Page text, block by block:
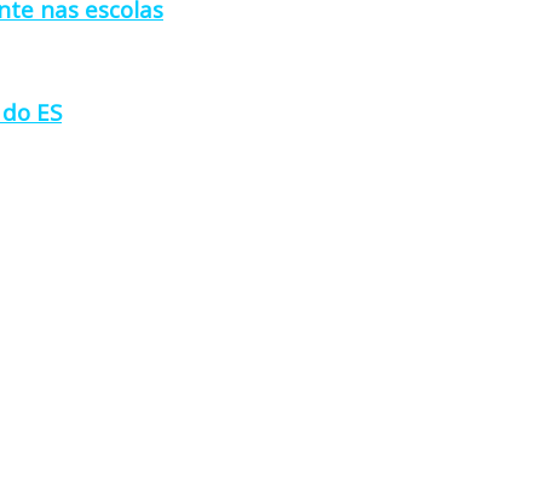
nas escolas
ES